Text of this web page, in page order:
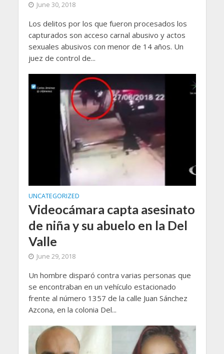
June 30, 2018
Los delitos por los que fueron procesados los
capturados son acceso carnal abusivo y actos
sexuales abusivos con menor de 14 años. Un
juez de control de...
UNCATEGORIZED
Videocámara capta asesinato
de niña y su abuelo en la Del
Valle
June 29, 2018
Un hombre disparó contra varias personas que
se encontraban en un vehículo estacionado
frente al número 1357 de la calle Juan Sánchez
Azcona, en la colonia Del...